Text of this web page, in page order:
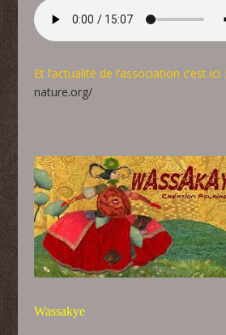
Et l’actualité de l’association c’est ici :
nature.org/
Wassakye